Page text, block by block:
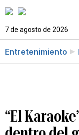
7 de agosto de 2026
Entretenimiento
“El